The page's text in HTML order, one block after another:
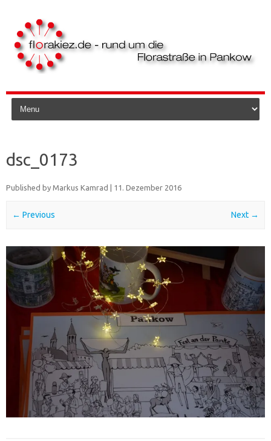
Skip to content
dsc_0173
Published by Markus Kamrad 11. Dezember 2016
← Previous Next →